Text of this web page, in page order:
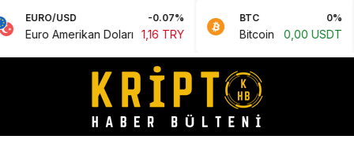
USD -0.07%
Amerikan Doları 1,16 TRY
BTC
Bitcoin 0,00 USDT